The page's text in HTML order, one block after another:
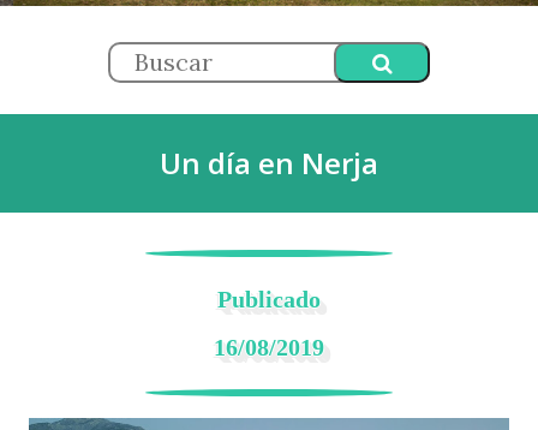
Un día en Nerja
Publicado
16/08/2019